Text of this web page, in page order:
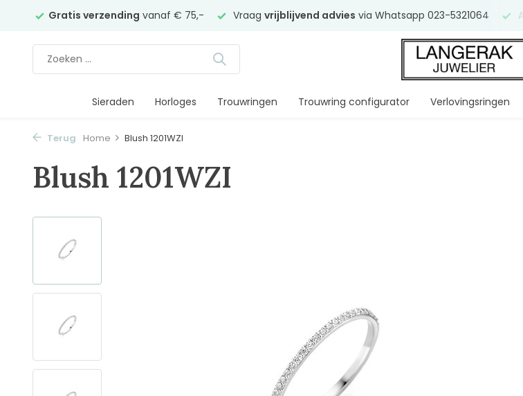
Gratis verzending vanaf € 75,- Vraag vrijblijvend advies via Whatsapp 023-5321064 Al
Sieraden Horloges Trouwringen Trouwring configurator Verlovingsringen
Terug Home Blush 1201WZI
Blush 1201WZI